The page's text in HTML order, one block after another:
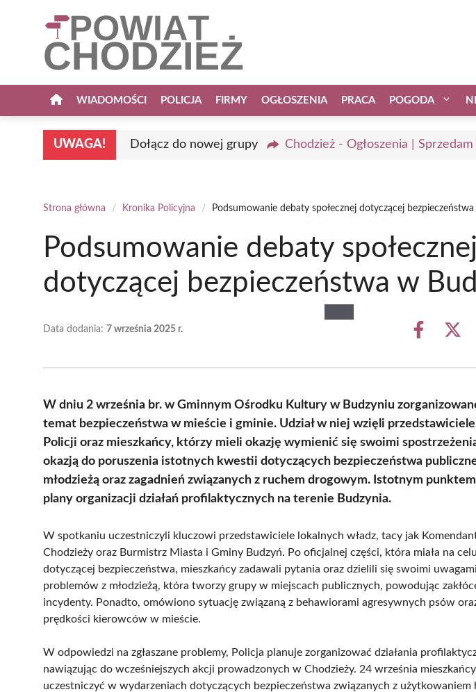
WIADOMOŚCI POLICJA FIRMY OGŁOSZENIA PRACA POGODA
UWAGA! Dołącz do nowej grupy Chodzież - Ogłoszenia |
Strona główna / Kronika Policyjna / Podsumowanie debaty społecznej dotyczącej
Podsumowanie debaty społecznej
dotyczącej bezpieczeństwa w
Data dodania: 7 września 2025 r.
Share
W dniu 2 września br. w Gminnym Ośrodku Kultury w Budzyniu
temat bezpieczeństwa w mieście i gminie. Udział w niej wzięli przedstawiciele
Policji oraz mieszkańcy, którzy mieli okazję wymienić się swoimi
okazją do poruszenia istotnych kwestii dotyczących bezpieczeństwa
młodzieżą oraz zagadnień związanych z ruchem drogowym. Istotnym
plany organizacji działań profilaktycznych na terenie Budzynia.
W spotkaniu uczestniczyli kluczowi przedstawiciele lokalnych władz, tacy jak
Chodzieży oraz Burmistrz Miasta i Gminy Budzyń. Po oficjalnej części, która miała na
dotyczącej bezpieczeństwa, mieszkańcy zadawali pytania oraz dzielili się swoimi
problemów z młodzieżą, która tworzy grupy w miejscach publicznych, powodując
incydenty. Ponadto, omówiono sytuację związaną z behawiorami agresywnych psów
prędkości kierowców w mieście.
W odpowiedzi na zgłaszane problemy, Policja planuje zorganizować działania
nawiązując do wcześniejszych akcji prowadzonych w Chodzieży. 24 września
uczestniczyć w wydarzeniach dotyczących bezpieczeństwa związanych z użytkowaniem